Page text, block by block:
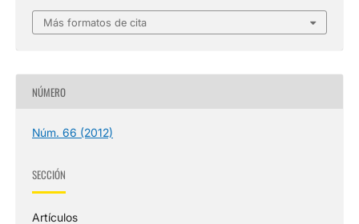
Más formatos de cita
NÚMERO
Núm. 66 (2012)
SECCIÓN
Artículos